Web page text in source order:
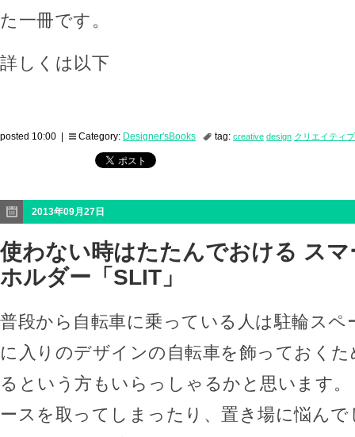
た一冊です。
詳しくは以下
posted 10:00 | Category: Designer'sBooks tag: creative design クリエイティブ
2013年09月27日
使わない時はたたんでおける ス
ホルダー「SLIT」
普段から自転車に乗っている人は駐輪スペ
に入りのデザインの自転車を飾っておく
るという方もいらっしゃるかと思います
ースを取ってしまったり、置き場に悩ん